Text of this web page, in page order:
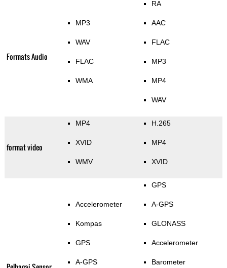
Formats Audio
MP3
WAV
FLAC
WMA
RA
AAC
FLAC
MP3
MP4
WAV
format video
MP4
XVID
WMV
H.265
MP4
XVID
Accelerometer
Kompas
GPS
A-GPS
GPS
A-GPS
GLONASS
Accelerometer
Barometer